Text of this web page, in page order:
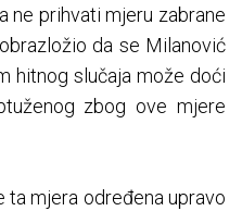
ne prihvati mjeru zabrane
da se Milanović
hitnog slučaja može doći
zbog ove mjere
ta mjera određena upravo